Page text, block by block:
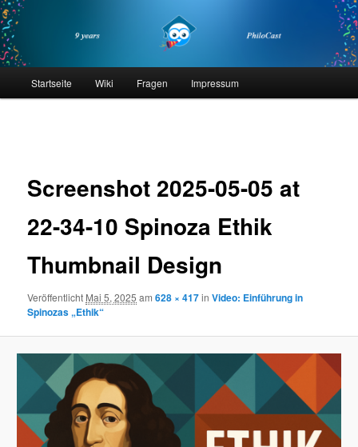
Zum
primären
Inhalt
springenphilocast
Startseite Wiki Fragen Impressum
Screenshot 2025-05-05 at
22-34-10 Spinoza Ethik
Thumbnail Design
Veröffentlicht Mai 5, 2025 am628 × 417inVideo: Einführung in
Spinozas „Ethik“